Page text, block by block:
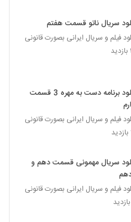
سریال ناتو قسمت هفتم
فیلم و سریال ایرانی بصورت قانونی
دانلود برنامه دست به مهره 3 قسمت
فیلم و سریال ایرانی بصورت قانونی
سریال مهمونی قسمت دهم و
فیلم و سریال ایرانی بصورت قانونی